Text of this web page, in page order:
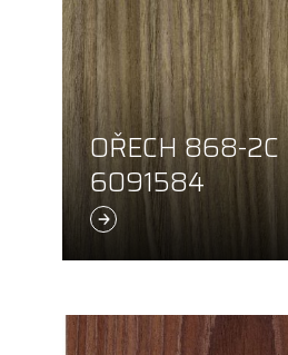
OŘECH 868-2C
6091584